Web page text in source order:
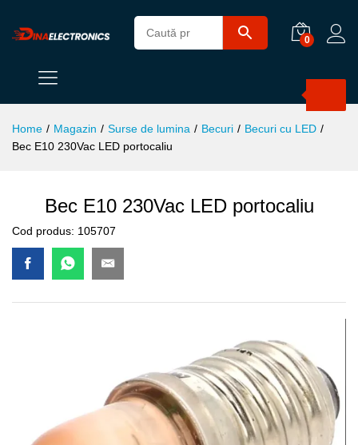
0
Home / Magazin / Surse de lumina / Becuri / Becuri cu LED /
Bec E10 230Vac LED portocaliu
Bec E10 230Vac LED portocaliu
Cod produs: 105707